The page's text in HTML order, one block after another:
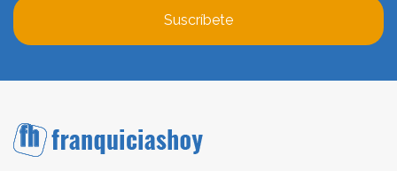
Suscríbete